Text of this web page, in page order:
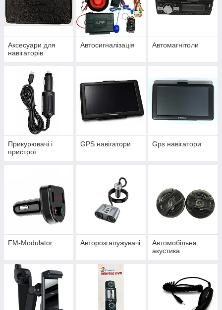
Аксесуари для
навігаторів
Автосигналізація Автомагнітоли
Прикурювачі і
пристрої
GPS навігатори Gps навігатори
FM-Modulator Авторозгалужувачі
Автомобільна
акустика